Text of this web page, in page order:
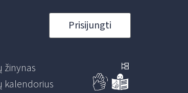
Prisijungti
žinynas
kalendorius